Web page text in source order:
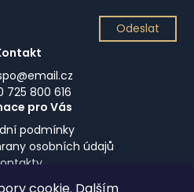
Odeslat
725 800 616
pro Vás
podmínky
osobních údajů